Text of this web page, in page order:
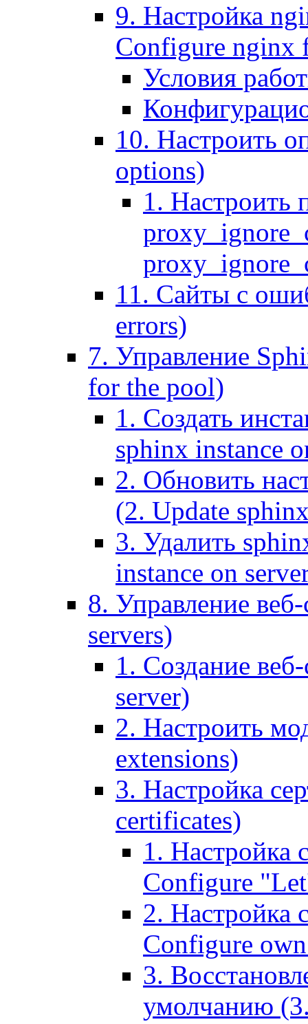
9. Настройка
Configure nginx
Условия
10. Настроить
options)
1. Настроить
11. Сайты с
errors)
7. Управление
for the pool)
1. Создать
sphinx instance
2. Обновить
(2. Update
3. Удалить
instance on
8. Управление
servers)
1. Создание
server)
2. Настроить
extensions)
3. Настройка
certificates)
1. Настройка
Configure
2. Настройка
Configure
3.
умолчанию